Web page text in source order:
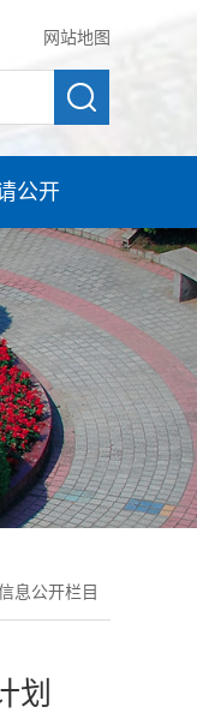
网站地图
公开
息公开栏目
划